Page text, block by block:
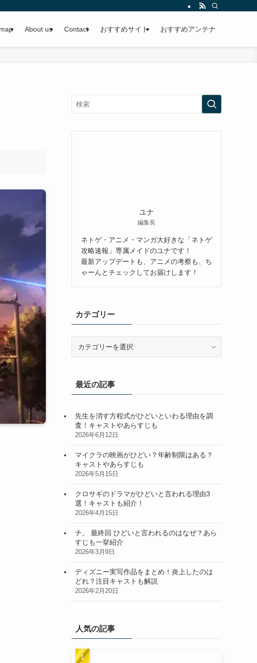
About us Contact おすすめサイト おすすめアンテナ
ユナ
編集長
ネトゲ・アニメ・マンガ大好きな「ネトゲ
攻略速報」専属メイドのユナです！
最新アップデートも、アニメの考察も、ち
ゃーんとチェックしてお届けします！
カテゴリー
ー最近の記事
先生を消す方程式がひどいといわる理由を調
査！キャストやあらすじも
2026年6月12日
マイクラの映画がひどい？年齢制限はある？
キャストやあらすじも
2026年5月15日
クロサギのドラマがひどいと言われる理由3
選！キャストも紹介！
2026年4月15日
チ。 最終回 ひどいと言われるのはなぜ？あら
すじも一挙紹介
2026年3月9日
ディズニー実写作品をまとめ！炎上したのは
どれ？注目キャストも解説
2026年2月20日
人気の記事